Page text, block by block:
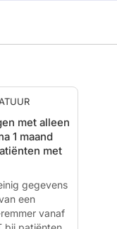
met alleen
1 maand
met
gegevens
een
vanaf